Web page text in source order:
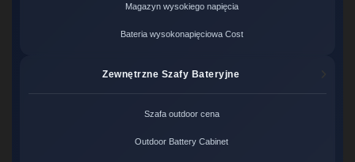
Magazyn wysokiego napięcia
Bateria wysokonapięciowa Cost
Zewnętrzne Szafy Bateryjne
Szafa outdoor cena
Outdoor Battery Cabinet